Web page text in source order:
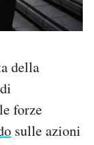
della
forze
sulle azioni